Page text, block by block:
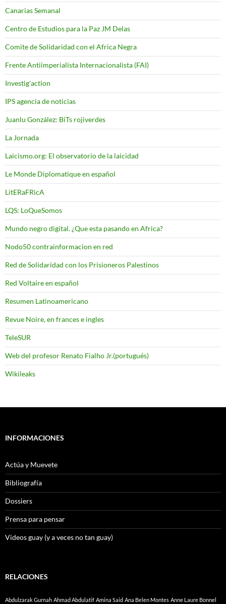
Canarias Semanal
Centro de Estudios para la Paz JM Delas
Comite de Solidaridad con el Africa Negra
Frente Antiimperialista Internacionalista (FAI)
Investig'action
IPS agencia de noticias
Juanlu González: BiTs rojiverdes
La Jornada
Laicismo.org: El observatorio de la laicidad
Le Monde Diplomatique en español
LitERaFRicA
LQS: LoQueSomos
Mundo negro digital. ¿Que esta pasando en Africa?
Nodo50 contrainformacion en red
Red de Solidaridad con los Prisioneros Palestinos
Red Voltaire en español
Resumen Latinoamericano
Revue Noire, en frances e ingles
TeleSUR
Web del profesor Renato Fialho Jr.(portugués)
Wikileaks
INFORMACIONES
Actúa y Muevete
Bibliografía
Dossiers
Prensa para pensar
Videos guay (y a veces no tan guay)
RELACIONES
Abdulzarak Gurnah Ahmad Abdulatif Amina Said Ana Belen Montes Anne Laure Bonnel